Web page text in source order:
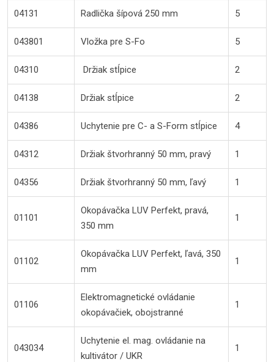
04131 Radlička šípová 250 mm 5
043801 Vložka pre S-Fo 5
04310 Držiak stĺpice 2
04138 Držiak stĺpice 2
04386 Uchytenie pre C- a S-Form stĺpice 4
04312 Držiak štvorhranný 50 mm, pravý 1
04356 Držiak štvorhranný 50 mm, ľavý 1
01101
Okopávačka LUV Perfekt, pravá,
350 mm
1
01102
Okopávačka LUV Perfekt, ľavá, 350
mm
1
01106
Elektromagnetické ovládanie
okopávačiek, obojstranné
1
043034
Uchytenie el. mag. ovládanie na
kultivátor / UKR
1